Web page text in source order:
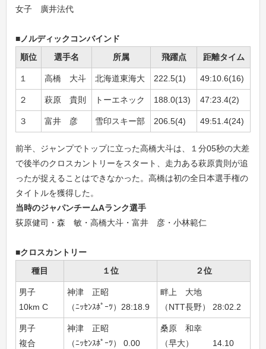
女子 廣井法代
■ノルディックコンバインド
順位
選手名 所属 飛躍点 距離タイム
１ 高橋 大斗 北海道東海大 222.5(1) 49:10.6(16)
２ 萩原 貴則 トーエネック 188.0(13) 47:23.4(2)
３ 富井 彦 雪印スキー部 206.5(4) 49:51.4(24)
前半、ジャンプでトップに立った高橋大斗は、１分05秒の大差
で後半のクロスカントリーをスタート、走力ある萩原貴則が追
ったが捉えることはできなかった。高橋は初の全日本選手権の
タイトルを獲得した。
当時のジャパンチームAランク選手
荻原健司・森 敏・高橋大斗・富井 彦・小林範仁
■クロスカントリー
種目
１位 ２位
男子
10km C
神津 正昭
（ﾆｯｾﾝｽﾎﾟｰﾂ）28:18.9
畔上 大地
（NTT長野） 28:02.2
男子
複合
神津 正昭
（ﾆｯｾﾝｽﾎﾟｰﾂ） 0.00
桑原 和幸
（早大） 14.10